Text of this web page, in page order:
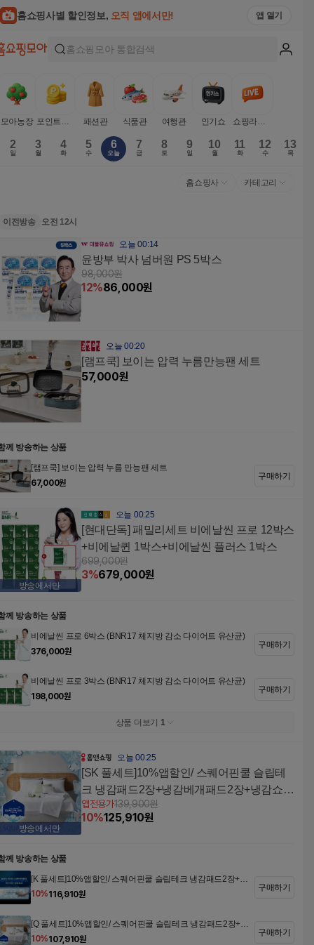
핑 편성표와 생방송 상품을 한눈에 보는 홈쇼핑모아
홈쇼핑사별 할인정보, 오직 앱에서만! 앱 열기
홈쇼핑모아 통합검색
모아농장 포인트받기 패션관 식품관 여행관 인기쇼 쇼핑라이브
2
일
3
월
4
화
5
수
6
오늘
7
금
8
토
9
일
10
월
11
화
12
수
13
목
홈쇼핑사 카테고리
이전방송 오전 12시
오늘 00:14
윤방부 박사 넘버원 PS 5박스
98,000원
12%86,000원
오늘 00:20
[램프쿡] 보이는 압력 누름만능팬 세트
57,000원
께 방송하는 상품
[램프쿡] 보이는 압력 누름 만능팬 세트
67,000원
구매하기
방송에서만
오늘 00:25
[현대단독] 패밀리세트 비에날씬 프로 12박스
+비에날퀸 1박스+비에날씬 플러스 1박스
699,000원
3%679,000원
께 방송하는 상품
비에날씬 프로 6박스 (BNR17 체지방 감소 다이어트 유산균)
376,000원
구매하기
비에날씬 프로 3박스 (BNR17 체지방 감소 다이어트 유산균)
198,000원
구매하기
상품 더보기 1
방송에서만
오늘 00:25
[SK 풀세트]10%앱할인/ 스퀘어핀쿨 슬립테
크 냉감패드2장+냉감베개패드2장+냉감쇼파
패드1장+냉감이불1장
앱전용가139,900원
10%125,910원
께 방송하는 상품
[K 풀세트]10%앱할인/ 스퀘어핀쿨 슬립테크 냉감패드2장+냉
감베개패드2장+냉감쇼파패드1장+냉감이불1장
10%116,910원
구매하기
[Q 풀세트]10%앱할인/ 스퀘어핀쿨 슬립테크 냉감패드2장+냉
감베개패드2장+냉감쇼파패드1장+냉감이불1장
10%107,910원
구매하기